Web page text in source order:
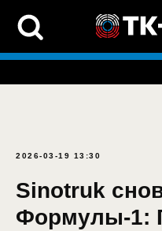
2026-03-19 13:30
Sinotruk
Формулы-1: